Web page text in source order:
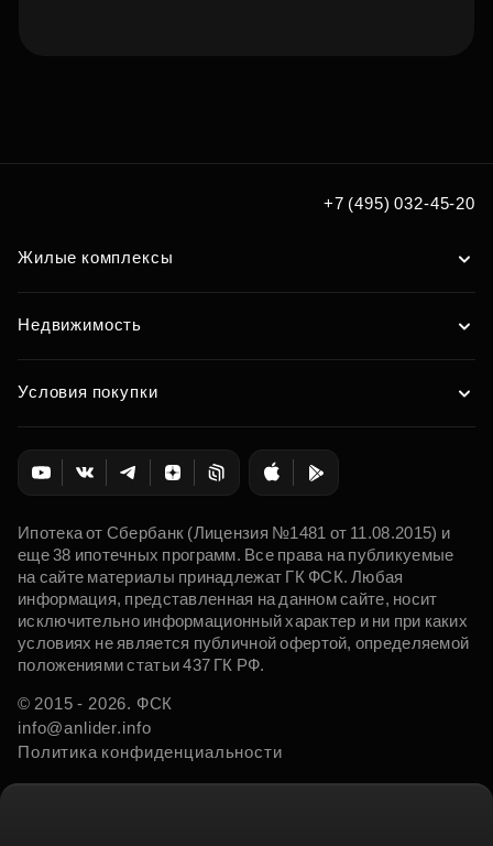
+7 (495) 032-45-20
Жилые комплексы
Недвижимость
Условия покупки
Ипотека от Сбербанк (Лицензия №1481 от 11.08.2015) и
еще 38 ипотечных программ. Все права на публикуемые
на сайте материалы принадлежат ГК ФСК. Любая
информация, представленная на данном сайте, носит
исключительно информационный характер и ни при каких
условиях не является публичной офертой, определяемой
положениями статьи 437 ГК РФ.
© 2015 - 2026. ФСК
info@anlider.info
Политика конфиденциальности